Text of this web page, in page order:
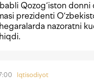
Qozog‘iston
prezidenti
nazoratni
Iqtisodiyot